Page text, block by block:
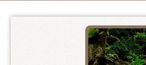
Правила проживання
Зала для сніданків
Меню